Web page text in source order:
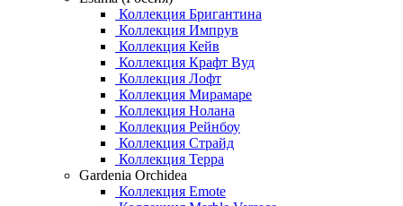
Коллекция Бригантина
Коллекция Импрув
Коллекция Кейв
Коллекция Крафт Вуд
Коллекция Лофт
Коллекция Мирамаре
Коллекция Нолана
Коллекция Рейнбоу
Коллекция Страйд
Коллекция Терра
Gardenia Orchidea
Коллекция Emote